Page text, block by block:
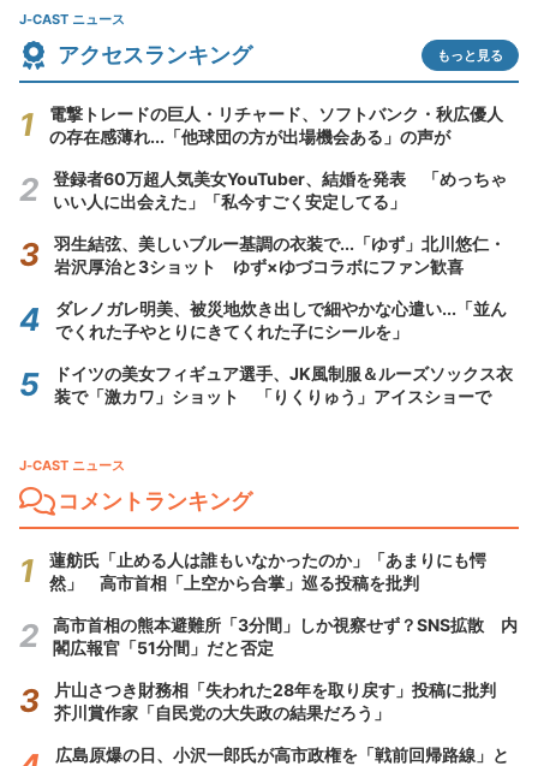
J-CAST ニュース
アクセスランキング もっと見る
電撃トレードの巨人・リチャード、ソフトバンク・秋広優人
の存在感薄れ...「他球団の方が出場機会ある」の声が
登録者60万超人気美女YouTuber、結婚を発表 「めっちゃ
いい人に出会えた」「私今すごく安定してる」
羽生結弦、美しいブルー基調の衣装で...「ゆず」北川悠仁・
岩沢厚治と3ショット ゆず×ゆづコラボにファン歓喜
ダレノガレ明美、被災地炊き出しで細やかな心遣い...「並ん
でくれた子やとりにきてくれた子にシールを」
ドイツの美女フィギュア選手、JK風制服＆ルーズソックス衣
装で「激カワ」ショット 「りくりゅう」アイスショーで
J-CAST ニュース
コメントランキング
蓮舫氏「止める人は誰もいなかったのか」「あまりにも愕
然」 高市首相「上空から合掌」巡る投稿を批判
高市首相の熊本避難所「3分間」しか視察せず？SNS拡散 内
閣広報官「51分間」だと否定
片山さつき財務相「失われた28年を取り戻す」投稿に批判
芥川賞作家「自民党の大失政の結果だろう」
広島原爆の日、小沢一郎氏が高市政権を「戦前回帰路線」と